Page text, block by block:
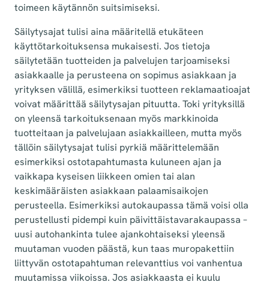
toimeen käytännön suitsimiseksi.
Säilytysajat tulisi aina määritellä etukäteen
käyttötarkoituksensa mukaisesti. Jos tietoja
säilytetään tuotteiden ja palvelujen tarjoamiseksi
asiakkaalle ja perusteena on sopimus asiakkaan ja
yrityksen välillä, esimerkiksi tuotteen reklamaatioajat
voivat määrittää säilytysajan pituutta. Toki yrityksillä
on yleensä tarkoituksenaan myös markkinoida
tuotteitaan ja palvelujaan asiakkailleen, mutta myös
tällöin säilytysajat tulisi pyrkiä määrittelemään
esimerkiksi ostotapahtumasta kuluneen ajan ja
vaikkapa kyseisen liikkeen omien tai alan
keskimääräisten asiakkaan palaamisaikojen
perusteella. Esimerkiksi autokaupassa tämä voisi olla
perustellusti pidempi kuin päivittäistavarakaupassa –
uusi autohankinta tulee ajankohtaiseksi yleensä
muutaman vuoden päästä, kun taas muropakettiin
liittyvän ostotapahtuman relevanttius voi vanhentua
muutamissa viikoissa. Jos asiakkaasta ei kuulu